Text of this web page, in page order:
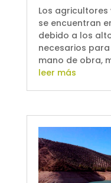
Los
se encuentran
debido a los
necesarios
mano de obra,
leer más